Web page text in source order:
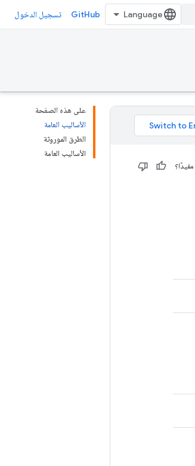
GitHub تسجيل الدخول
على هذه الصفحة
الأساليب العامة
الطرق الموروثة
الأساليب العامة